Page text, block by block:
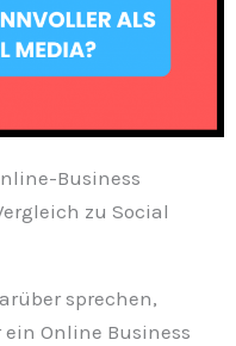
Business
zu Social
sprechen,
Online Business